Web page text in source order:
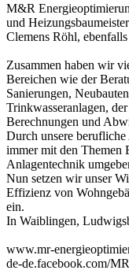
M&R
und
Clemens Röhl,
Zusammen haben wir
Bereichen wie der
Sanierungen,
Trinkwasseranlagen,
Berechnungen und
Durch unsere
immer mit den Themen
Anlagentechnik
Nun setzen wir unser
Effizienz von
ein.
In Waiblingen,
www.mr-
de-de.facebook.com/